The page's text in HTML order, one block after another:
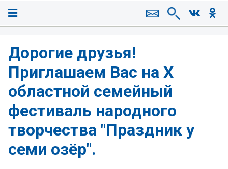
Дорогие друзья!
Приглашаем Вас на X
областной семейный
фестиваль народного
творчества "Праздник у
семи озёр".